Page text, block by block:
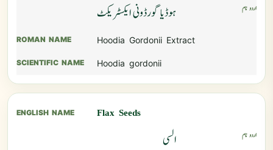
ہوڈیا گورڈونی ایکسٹریکٹ
Hoodia Gordonii Extract
Hoodia gordonii
Flax Seeds
السی